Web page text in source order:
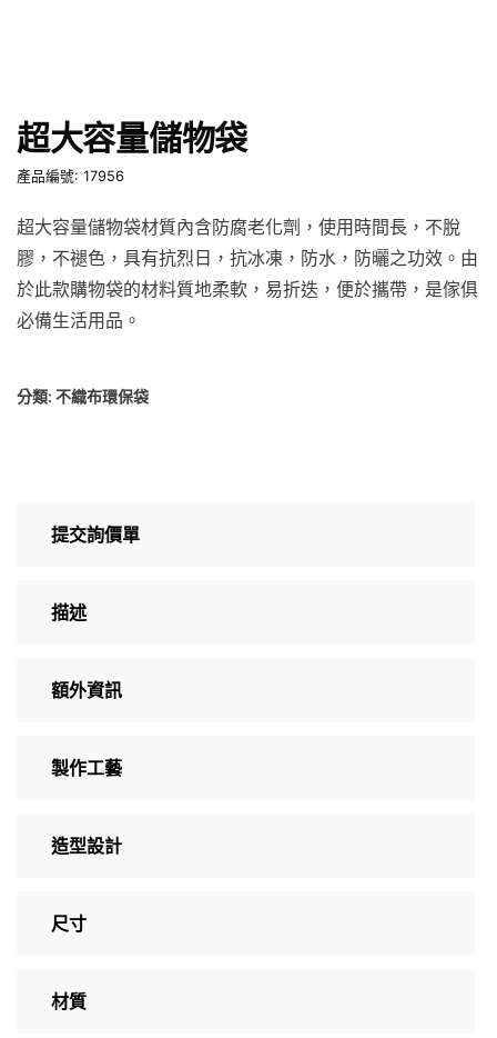
超大容量儲物袋
產品編號: 17956
超大容量儲物袋材質內含防腐老化劑，使用時間長，不脫
膠，不褪色，具有抗烈日，抗冰凍，防水，防曬之功效。由
於此款購物袋的材料質地柔軟，易折迭，便於攜帶，是傢俱
必備生活用品。
分類: 不織布環保袋
提交詢價單
描述
額外資訊
製作工藝
造型設計
尺寸
材質